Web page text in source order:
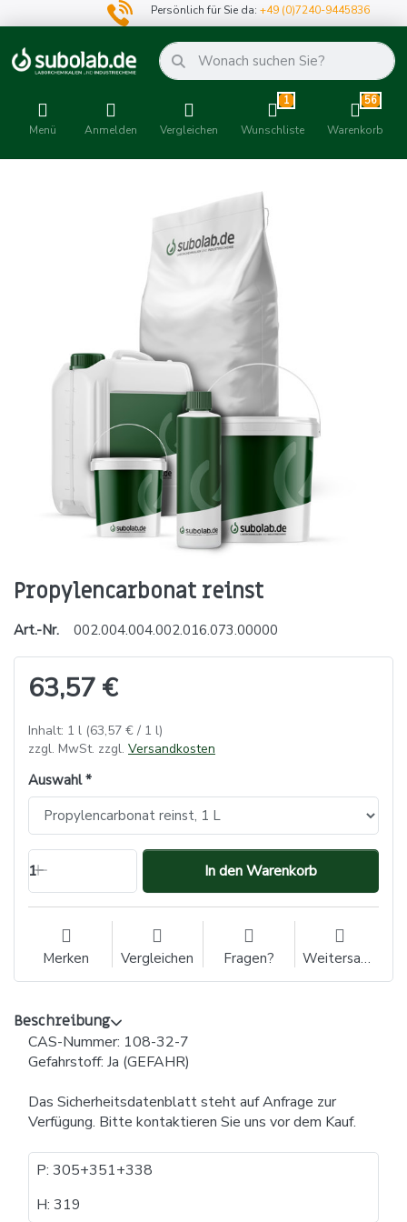
Persönlich für Sie da:+49 (0)7240-9445836
Menü Anmelden Vergleichen
1
Wunschliste
56
Warenkorb
Propylencarbonat reinst
Art.-Nr. 002.004.004.002.016.073.00000
63,57 €
Inhalt: 1 l (63,57 € / 1 l)
zzgl. MwSt. zzgl. Versandkosten
Auswahl
1 In den Warenkorb
Merken Vergleichen Fragen? Weitersagen
Beschreibung
CAS-Nummer: 108-32-7
Gefahrstoff: Ja (GEFAHR)
Das Sicherheitsdatenblatt steht auf Anfrage zur
Verfügung. Bitte kontaktieren Sie uns vor dem Kauf.
P: 305+351+338
H: 319